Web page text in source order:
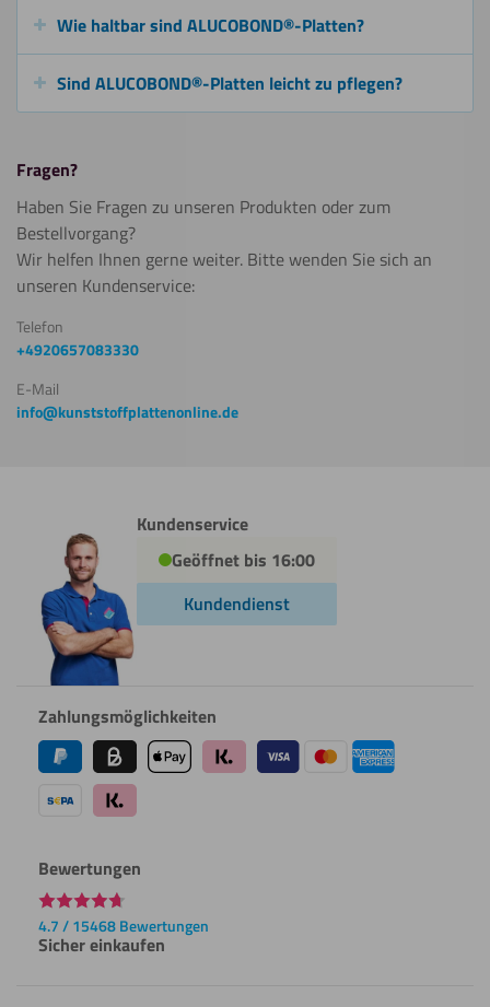
Wie haltbar sind ALUCOBOND®-Platten?
Sind ALUCOBOND®-Platten leicht zu pflegen?
Fragen?
Haben Sie Fragen zu unseren Produkten oder zum
Bestellvorgang?
Wir helfen Ihnen gerne weiter. Bitte wenden Sie sich an
unseren Kundenservice:
Telefon
+4920657083330
E-Mail
info@kunststoffplattenonline.de
Kundenservice
Geöffnet bis 16:00
Kundendienst
Zahlungsmöglichkeiten
Bewertungen
4.7 / 15468 Bewertungen
Sicher einkaufen